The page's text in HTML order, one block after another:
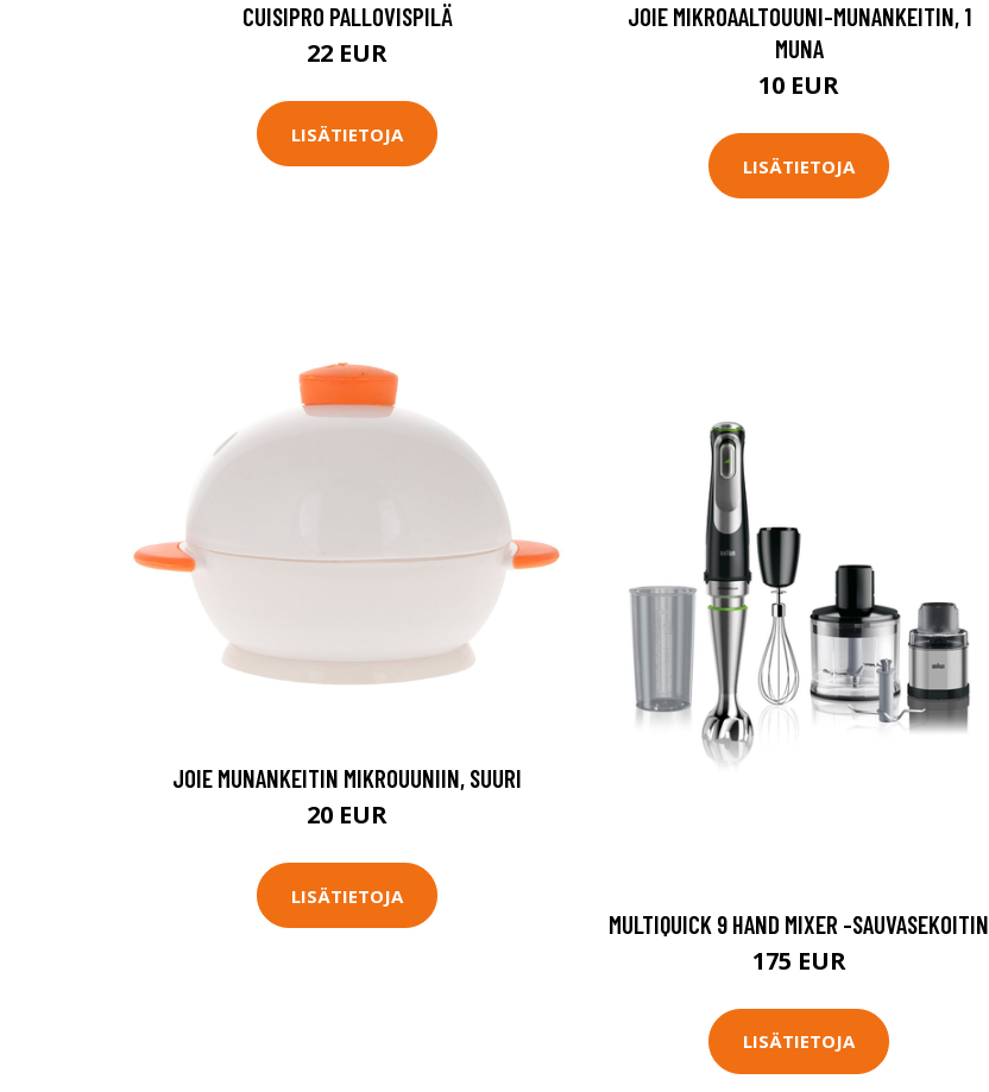
CUISIPRO PALLOVISPILÄ
22 EUR
LISÄTIETOJA
JOIE MIKROAALTOUUNI-MUNANKEITIN, 1
MUNA
10 EUR
LISÄTIETOJA
JOIE MUNANKEITIN MIKROUUNIIN, SUURI
20 EUR
LISÄTIETOJA
MULTIQUICK 9 HAND MIXER -SAUVASEKOITIN
175 EUR
LISÄTIETOJA